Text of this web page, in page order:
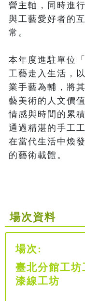
營主軸，同時進
與工藝愛好者的
常。
本年度進駐單位
工藝走入生活，
業手藝為輔，將
藝美術的人文價
情感與時間的累
通過精湛的手工
在當代生活中煥
的藝術載體。
場次資料
場次:
臺北分館工
漆線工坊